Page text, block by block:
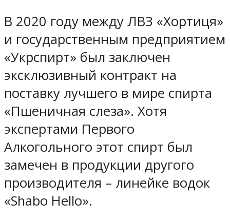
В 2020 году между ЛВЗ «Хортиця»
и государственным предприятием
«Укрспирт» был заключен
эксклюзивный контракт на
поставку лучшего в мире спирта
«Пшеничная слеза». Хотя
экспертами Первого
Алкогольного этот спирт был
замечен в продукции другого
производителя – линейке водок
«Shabo Hello».